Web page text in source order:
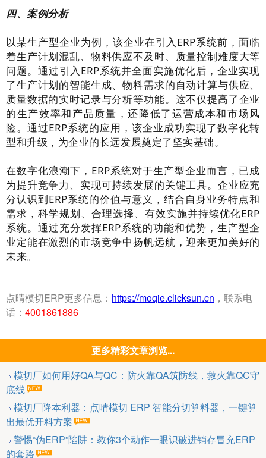
四、案例分析
以某生产型企业为例，该企业在引入ERP系统前，面临
着生产计划混乱、物料供应不及时、质量控制难度大等
问题。通过引入ERP系统并全面实施优化后，企业实现
了生产计划的智能生成、物料需求的自动计算与供应、
质量数据的实时记录与分析等功能。这不仅提高了企业
的生产效率和产品质量，还降低了运营成本和市场风
险。通过ERP系统的应用，该企业成功实现了数字化转
型和升级，为企业的长远发展奠定了坚实基础。
在数字化浪潮下，ERP系统对于生产型企业而言，已成
为提升竞争力、实现可持续发展的关键工具。企业应充
分认识到ERP系统的价值与意义，结合自身业务特点和
需求，科学规划、合理选择、有效实施并持续优化ERP
系统。通过充分发挥ERP系统的功能和优势，生产型企
业定能在激烈的市场竞争中扬帆远航，迎来更加美好的
未来。
点晴模切ERP更多信息： https://moqie.clicksun.cn ，联系电
话： 4001861886
更多精彩文章浏览...
模切厂如何用好QA与QC：防火靠QA筑防线，救火靠QC守
底线
模切厂降本利器：点晴模切 ERP 智能分切算料器，一键算
出最优开料方案
警惕“伪ERP”陷阱：教你3个动作一眼识破进销存冒充ERP
的套路